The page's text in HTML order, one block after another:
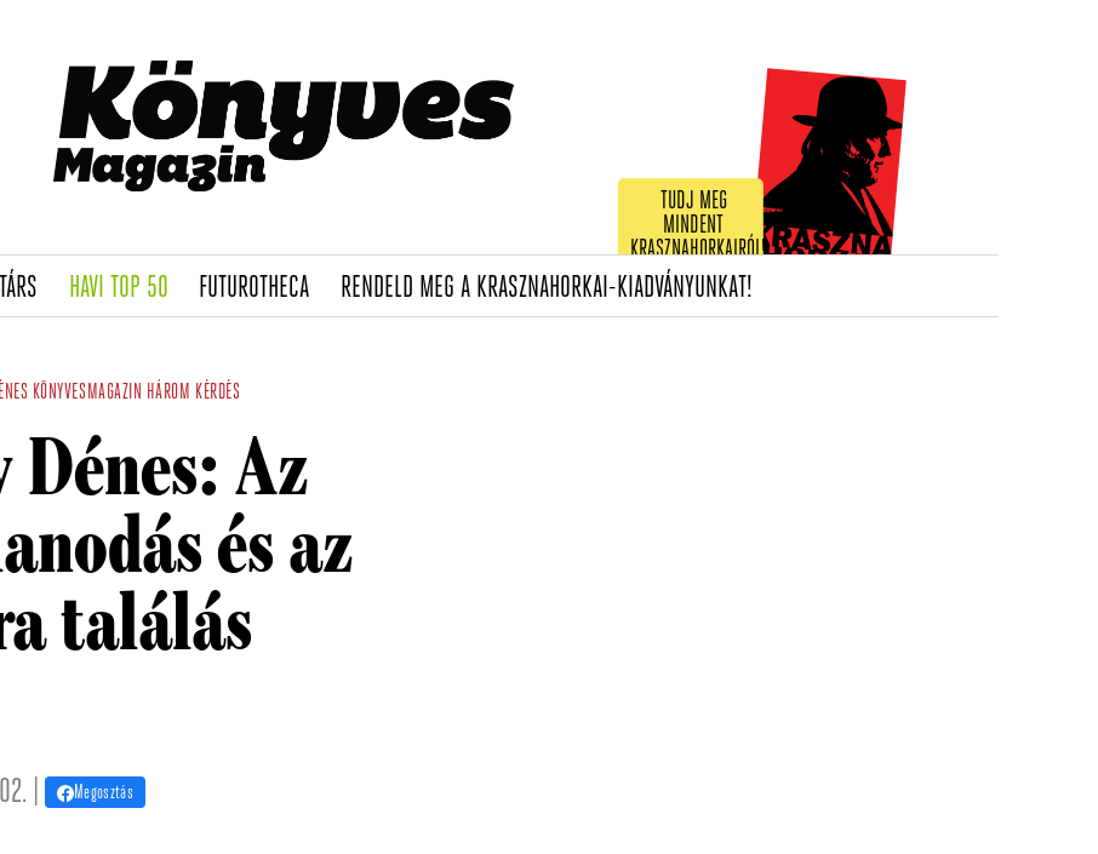
TUDJ MEG
MINDENT
KRASZNAHORKAIRÓL!
(CURRENT)
HAVI TOP 50(CURRENT)
FUTUROTHECA(CURRENT)
RENDELD MEG A KRASZNAHORKAI-KIADVÁNYUNKAT!(CURRENT)
KÖNYVESMAGAZIN HÁROM KÉRDÉS
Dénes: Az
és az
találás
| Megosztás